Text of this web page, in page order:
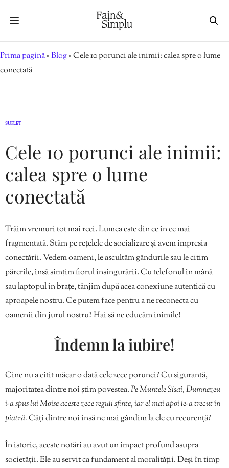
Prima pagină»Blog»Cele 10 porunci ale inimii: calea spre o lume
conectată
SUFLET
Cele 10 porunci ale inimii:
calea spre o lume
conectată
Trăim vremuri tot mai reci. Lumea este din ce în ce mai
fragmentată. Stăm pe rețelele de socializare și avem impresia
conectării. Vedem oameni, le ascultăm gândurile sau le citim
părerile, însă simțim fiorul însingurării. Cu telefonul în mână
sau laptopul în brațe, tânjim după acea conexiune autentică cu
aproapele nostru. Ce putem face pentru a ne reconecta cu
oamenii din jurul nostru? Hai să ne educăm inimile!
Îndemn la iubire!
Cine nu a citit măcar o dată cele zece porunci? Cu siguranță,
majoritatea dintre noi știm povestea.Pe Muntele Sisai, Dumnezeu
i-a spus lui Moise aceste zece reguli sfinte, iar el mai apoi le-a trecut în
piatră.Câți dintre noi însă ne mai gândim la ele cu recurență?
În istorie, aceste notări au avut un impact profund asupra
societății. Ele au servit ca fundament al moralității. Deși în timp